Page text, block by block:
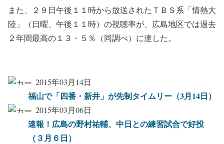
また、２９日午後１１時から放送されたＴＢＳ系「情熱大
陸」（日曜、午後１１時）の視聴率が、広島地区では過去
２年間最高の１３・５％（同調べ）に達した。
2015年03月14日
福山で「四番・新井」が先制タイムリー（3月14日）
2015年03月06日
速報！広島の野村祐輔、中日との練習試合で好投
（３月６日）